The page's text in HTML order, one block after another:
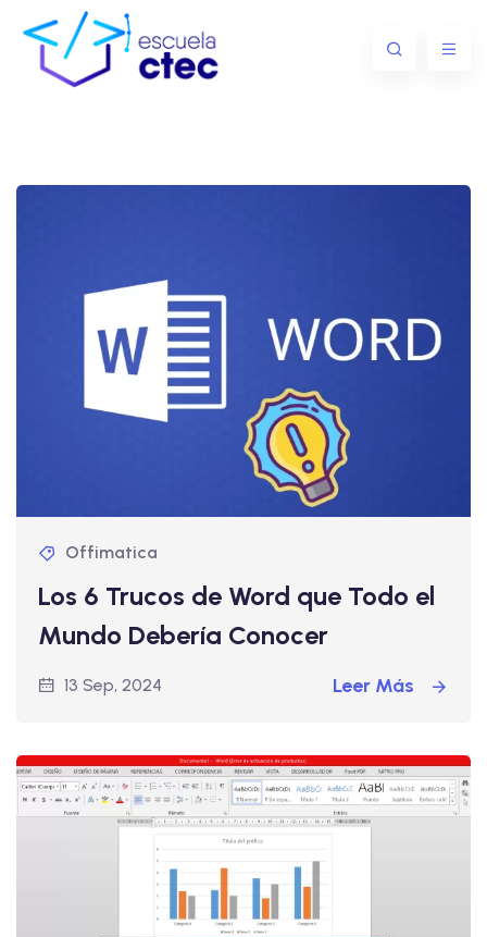
Offimatica
Los 6 Trucos de Word que Todo el
Mundo Debería Conocer
13 Sep, 2024 Leer Más